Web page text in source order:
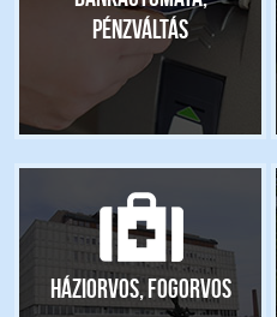
pénzváltás
Háziorvos, fogorvos